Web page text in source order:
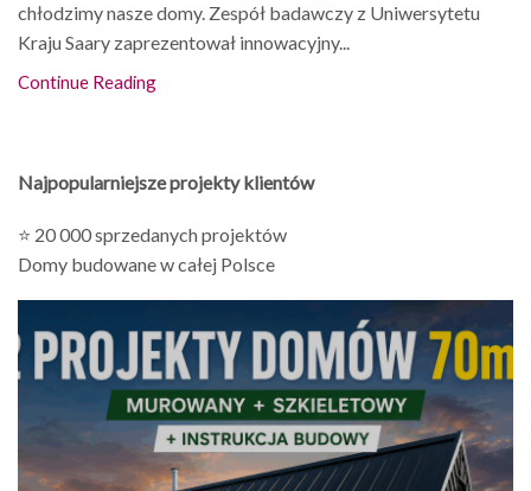
chłodzimy nasze domy. Zespół badawczy z Uniwersytetu
Kraju Saary zaprezentował innowacyjny...
Continue Reading
Najpopularniejsze projekty klientów
⭐ 20 000 sprzedanych projektów
Domy budowane w całej Polsce